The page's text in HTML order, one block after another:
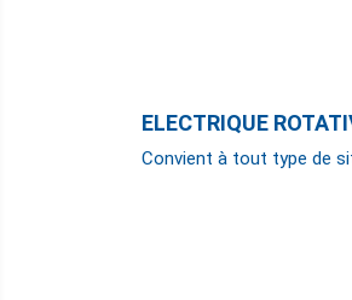
ELECTRIQUE
Convient à tout type de